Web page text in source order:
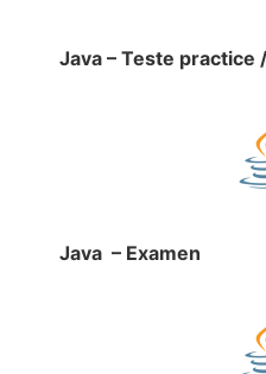
Java – Teste practice
Java – Examen